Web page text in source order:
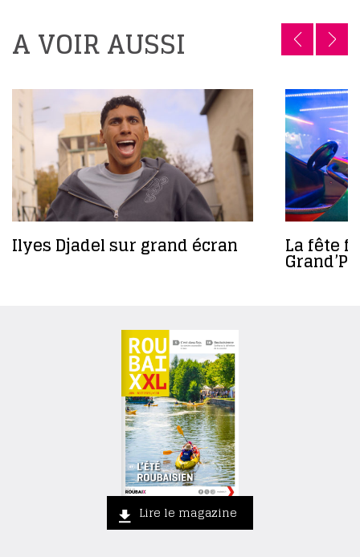
A VOIR AUSSI
Ilyes Djadel sur grand écran La fête
Lire le magazine